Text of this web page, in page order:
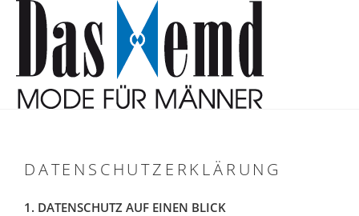
springen
DATENSCHUTZERKLÄRUNG
1. DATENSCHUTZ AUF EINEN BLICK